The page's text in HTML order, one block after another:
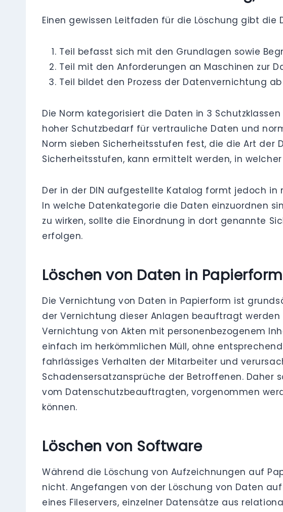
Einen gewissen Leitfaden für die Löschung gibt die
Teil befasst sich mit den Grundlagen sowie
Teil mit den Anforderungen an Maschinen zur
Teil bildet den Prozess der Datenvernichtung
Die Norm kategorisiert die Daten in 3
hoher Schutzbedarf für vertrauliche Daten und
Norm sieben Sicherheitsstufen fest, die die Art der
Sicherheitsstufen, kann ermittelt werden, in
Der in der DIN aufgestellte Katalog formt jedoch in
In welche Datenkategorie die Daten einzuordnen
zu wirken, sollte die Einordnung in dort genannte
erfolgen.
Löschen von Daten in Papierform
Die Vernichtung von Daten in Papierform ist
der Vernichtung dieser Anlagen beauftragt
Vernichtung von Akten mit personenbezogenem
einfach im herkömmlichen Müll, ohne
fahrlässiges Verhalten der Mitarbeiter und
Schadensersatzansprüche der Betroffenen. Daher
vom Datenschutzbeauftragten, vorgenommen
können.
Löschen von Software
Während die Löschung von Aufzeichnungen auf
nicht. Angefangen von der Löschung von Daten
eines Fileservers, einzelner Datensätze aus